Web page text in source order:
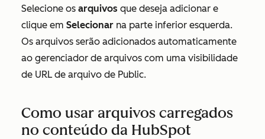
Selecione os arquivos que deseja adicionar e
clique em Selecionar na parte inferior esquerda.
Os arquivos serão adicionados automaticamente
ao gerenciador de arquivos com uma visibilidade
de URL de arquivo de Public.
Como usar arquivos carregados
no conteúdo da HubSpot